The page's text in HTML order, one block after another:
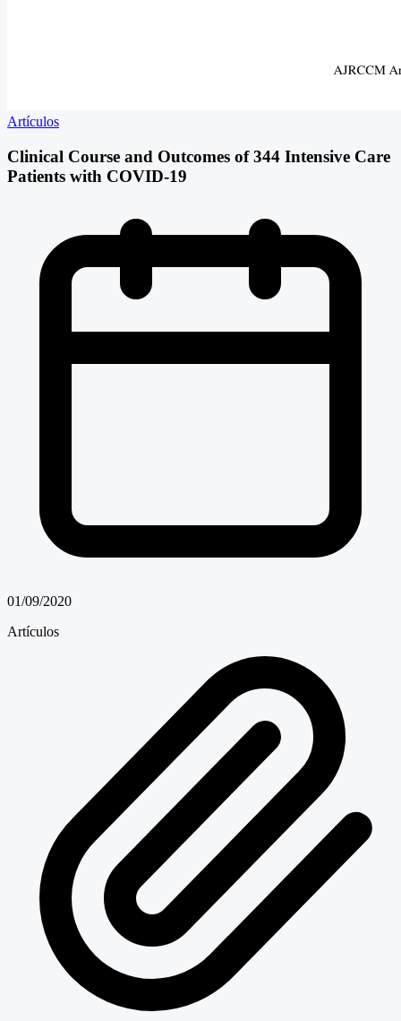
Artículos
Clinical Course and Outcomes of 344 Intensive Care
Patients with COVID-19
01/09/2020
Artículos